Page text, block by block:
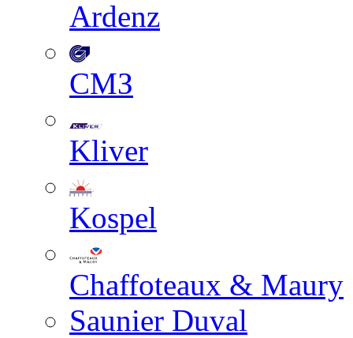
Ardenz
СМЗ
Kliver
Kospel
Chaffoteaux & Maury
Saunier Duval